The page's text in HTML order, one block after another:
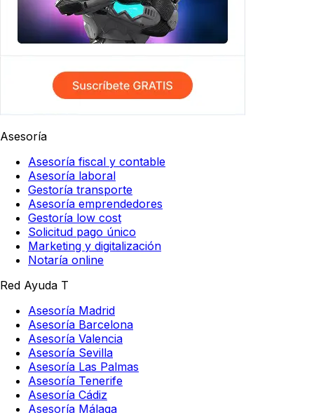
Asesoría
Asesoría fiscal y contable
Asesoría laboral
Gestoría transporte
Asesoría emprendedores
Gestoría low cost
Solicitud pago único
Marketing y digitalización
Notaría online
Red Ayuda T
Asesoría Madrid
Asesoría Barcelona
Asesoría Valencia
Asesoría Sevilla
Asesoría Las Palmas
Asesoría Tenerife
Asesoría Cádiz
Asesoría Málaga